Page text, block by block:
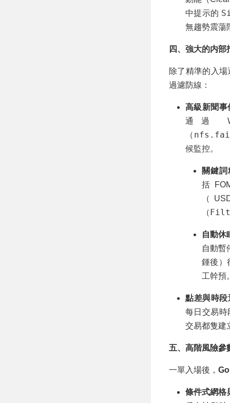
中提示的
無趨勢震蕩
四、強大的内部
除了精準的入場
過濾防線：
高級新聞
通過
（
候監控。
關鍵
括
（
（
自動休
自動暫
鍾後）
工幹預
點差與時段
每日交易時
交易都隻建
五、高階風險參
一單入場後，
條件式網